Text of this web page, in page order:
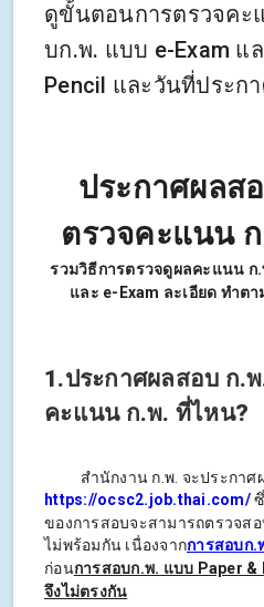
ดูขั้นตอนการตรวจคะ
บก.พ. แบบ e-Exam แ
Pencil และวันที่ประก
ประกาศผลส
ตรวจคะแนน
รวมวิธีการตรวจดูผลคะแนน ก.
และ e-Exam ละเอียด ทำต
1.ประกาศผลสอบ ก.พ
คะแนน ก.พ. ที่ไหน?
สำนักงาน ก.พ. จะประกาศผ
https://ocsc2.job.thai.com/ซึ่
ของการสอบจะสามารถตรวจส
ไม่พร้อมกัน เนื่องจากการสอบก.
ก่อนการสอบก.พ. แบบ Paper &
จึงไม่ตรงกัน